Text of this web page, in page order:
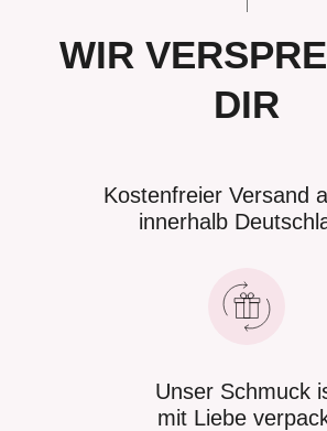
WIR
DIR
Kostenfreier Versand
innerhalb
Unser Schmuck
mit Liebe